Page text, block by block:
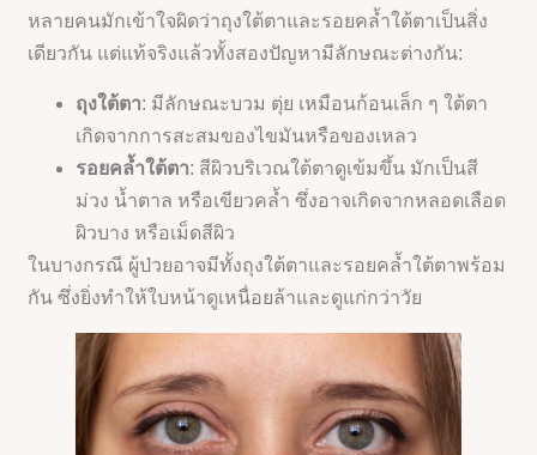
หลายคนมักเข้าใจผิดว่าถุงใต้ตาและรอยคล้ำใต้ตาเป็นสิ่ง
เดียวกัน แต่แท้จริงแล้วทั้งสองปัญหามีลักษณะต่างกัน:
ถุงใต้ตา: มีลักษณะบวม ตุ่ย เหมือนก้อนเล็ก ๆ ใต้ตา
เกิดจากการสะสมของไขมันหรือของเหลว
รอยคล้ำใต้ตา: สีผิวบริเวณใต้ตาดูเข้มขึ้น มักเป็นสี
ม่วง น้ำตาล หรือเขียวคล้ำ ซึ่งอาจเกิดจากหลอดเลือด
ผิวบาง หรือเม็ดสีผิว
ในบางกรณี ผู้ป่วยอาจมีทั้งถุงใต้ตาและรอยคล้ำใต้ตาพร้อม
กัน ซึ่งยิ่งทำให้ใบหน้าดูเหนื่อยล้าและดูแก่กว่าวัย